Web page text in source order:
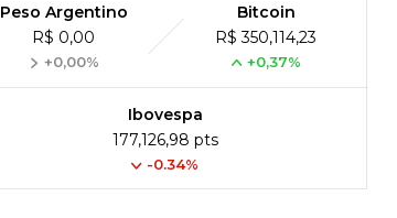
Peso Argentino
R$ 0,00
+0,00%
Bitcoin
R$ 350,114,23
+0,37%
Ibovespa
177,126,98 pts
-0.34%